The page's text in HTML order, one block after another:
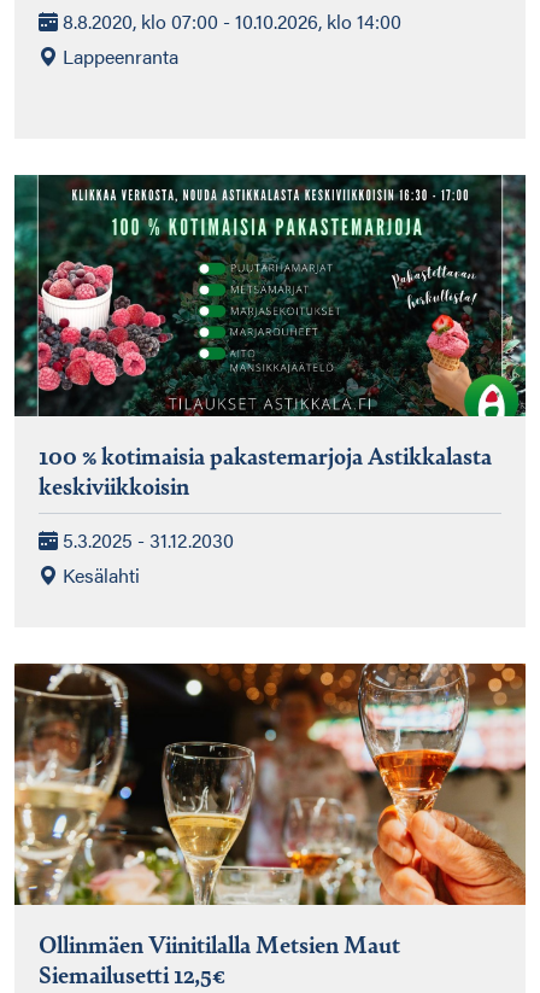
8.8.2020, klo 07:00 - 10.10.2026, klo 14:00
Lappeenranta
100 % kotimaisia pakastemarjoja Astikkalasta
keskiviikkoisin
5.3.2025 - 31.12.2030
Kesälahti
Ollinmäen Viinitilalla Metsien Maut
Siemailusetti 12,5€